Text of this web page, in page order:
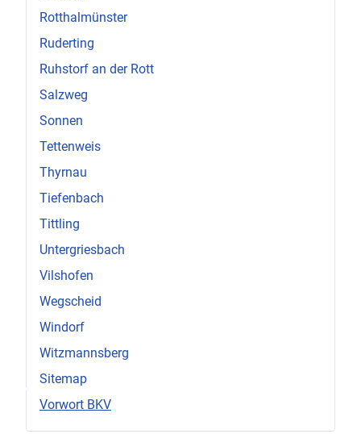
Rotthalmünster
Ruderting
Ruhstorf an der Rott
Salzweg
Sonnen
Tettenweis
Thyrnau
Tiefenbach
Tittling
Untergriesbach
Vilshofen
Wegscheid
Windorf
Witzmannsberg
Sitemap
Vorwort BKV